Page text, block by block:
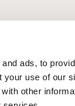
ads, to
use of our
other